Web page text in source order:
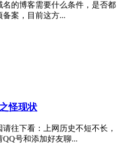
的博客需要什么条件，是否都
案，目前这方...
怪现状
往下看：上网历史不短不长，
号和添加好友聊...